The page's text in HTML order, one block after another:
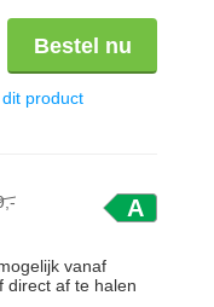
Bestel nu
product
A
vanaf
direct af te halen